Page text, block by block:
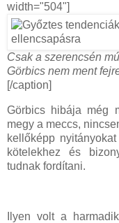
width="504"]
Csak a szerencsén
Görbics nem ment
[/caption]
Görbics hibája még
megy a meccs,
kellőképp
kötelekhez és
tudnak fordítani.
Ilyen volt a